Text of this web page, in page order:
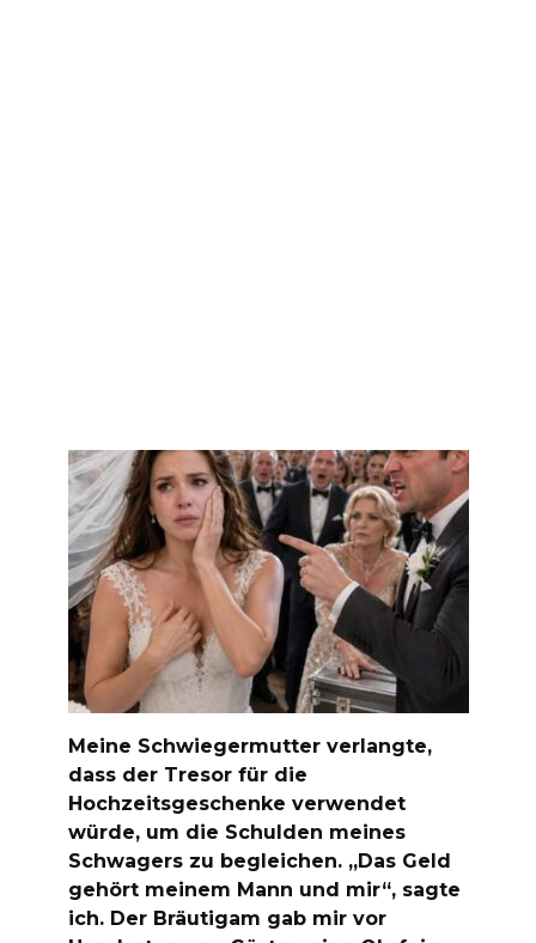
Meine Schwiegermutter verlangte,
dass der Tresor für die
Hochzeitsgeschenke verwendet
würde, um die Schulden meines
Schwagers zu begleichen. „Das Geld
gehört meinem Mann und mir“, sagte
ich. Der Bräutigam gab mir vor